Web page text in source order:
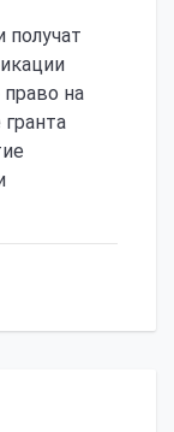
получат
на